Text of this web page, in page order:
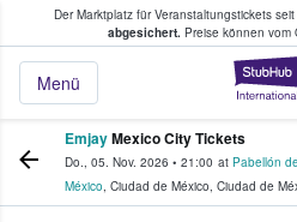
Der Marktplatz für Veranstaltungstickets
abgesichert.Preise können vom
Menü
Tickets kaufen &
EmjayMexico City Tickets
Do., 05. Nov. 2026 • 21:00 at Pabellón
México, Ciudad de México, Ciudad de